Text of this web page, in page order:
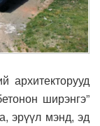
ширэнгэ”
эрүүл мэнд, эд